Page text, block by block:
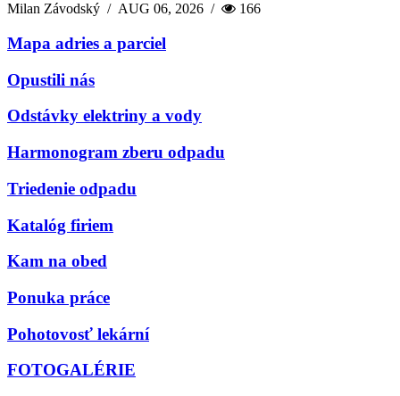
Milan Závodský /AUG 06, 2026 / 166
Mapa adries a parciel
Opustili nás
Odstávky elektriny a vody
Harmonogram zberu odpadu
Triedenie odpadu
Katalóg firiem
Kam na obed
Ponuka práce
Pohotovosť lekární
FOTOGALÉRIE